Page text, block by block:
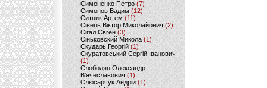
Симоненко Петро(7)
Симонов Вадим (12)
Ситник Артем(11)
Сівець Віктор Миколайович(2)
Сігал Євген (3)
Сіньковский Микола(1)
Скударь Георгій (1)
Скуратовський Сергій Іванович
(1)
Слободян Олександр
В'ячеславович(1)
Слюсарчук Андрій(1)